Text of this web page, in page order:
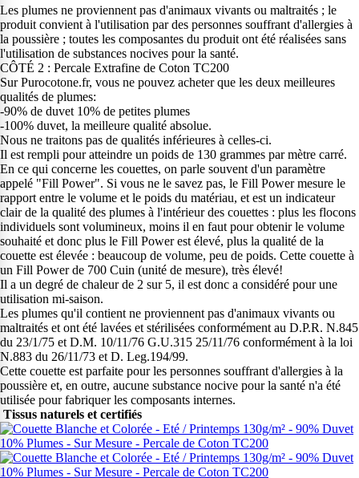
Les plumes ne proviennent pas d'animaux vivants ou maltraités ; le
produit convient à l'utilisation par des personnes souffrant d'allergies à
la poussière ; toutes les composantes du produit ont été réalisées sans
l'utilisation de substances nocives pour la santé.
CÔTÉ 2 : Percale Extrafine de Coton TC200
Sur Purocotone.fr, vous ne pouvez acheter que les deux meilleures
qualités de plumes:
-90% de duvet 10% de petites plumes
-100% duvet, la meilleure qualité absolue.
Nous ne traitons pas de qualités inférieures à celles-ci.
Il est rempli pour atteindre un poids de 130 grammes par mètre carré.
En ce qui concerne les couettes, on parle souvent d'un paramètre
appelé "Fill Power". Si vous ne le savez pas, le Fill Power mesure le
rapport entre le volume et le poids du matériau, et est un indicateur
clair de la qualité des plumes à l'intérieur des couettes : plus les flocons
individuels sont volumineux, moins il en faut pour obtenir le volume
souhaité et donc plus le Fill Power est élevé, plus la qualité de la
couette est élevée : beaucoup de volume, peu de poids. Cette couette à
un Fill Power de 700 Cuin (unité de mesure), très élevé!
Il a un degré de chaleur de 2 sur 5, il est donc a considéré pour une
utilisation mi-saison.
Les plumes qu'il contient ne proviennent pas d'animaux vivants ou
maltraités et ont été lavées et stérilisées conformément au D.P.R. N.845
du 23/1/75 et D.M. 10/11/76 G.U.315 25/11/76 conformément à la loi
N.883 du 26/11/73 et D. Leg.194/99.
Cette couette est parfaite pour les personnes souffrant d'allergies à la
poussière et, en outre, aucune substance nocive pour la santé n'a été
utilisée pour fabriquer les composants internes.
Tissus naturels et certifiés